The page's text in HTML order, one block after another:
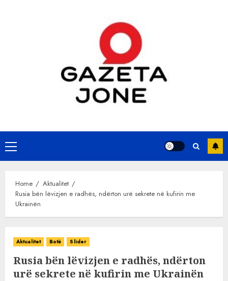
Primary
Menu
Home
Aktualitet
Rusia bën lëvizjen e radhës, ndërton urë sekrete në kufirin me
Ukrainën
Aktualitet Botë Slider
Rusia bën lëvizjen e radhës, ndërton
urë sekrete në kufirin me Ukrainën